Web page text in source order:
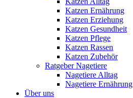
Katzen Ernährung
Katzen Erziehung
Katzen Gesundheit
Katzen Pflege
Katzen Rassen
Katzen Zubehör
Ratgeber Nagetiere
Nagetiere Alltag
Nagetiere Ernährung
Über uns